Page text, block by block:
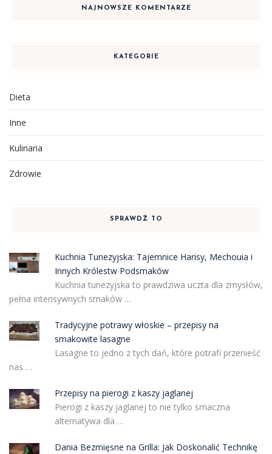
NAJNOWSZE KOMENTARZE
KATEGORIE
Dieta
Inne
Kulinaria
Zdrowie
SPRAWDŹ TO
Kuchnia Tunezyjska: Tajemnice Harisy, Mechouia i
Innych Królestw Podsmaków
Kuchnia tunezyjska to prawdziwa uczta dla zmysłów,
pełna intensywnych smaków …
Tradycyjne potrawy włoskie – przepisy na
smakowite lasagne
Lasagne to jedno z tych dań, które potrafi przenieść
nas …
Przepisy na pierogi z kaszy jaglanej
Pierogi z kaszy jaglanej to nie tylko smaczna
alternatywa dla …
Dania Bezmięsne na Grilla: Jak Doskonalić Technikę